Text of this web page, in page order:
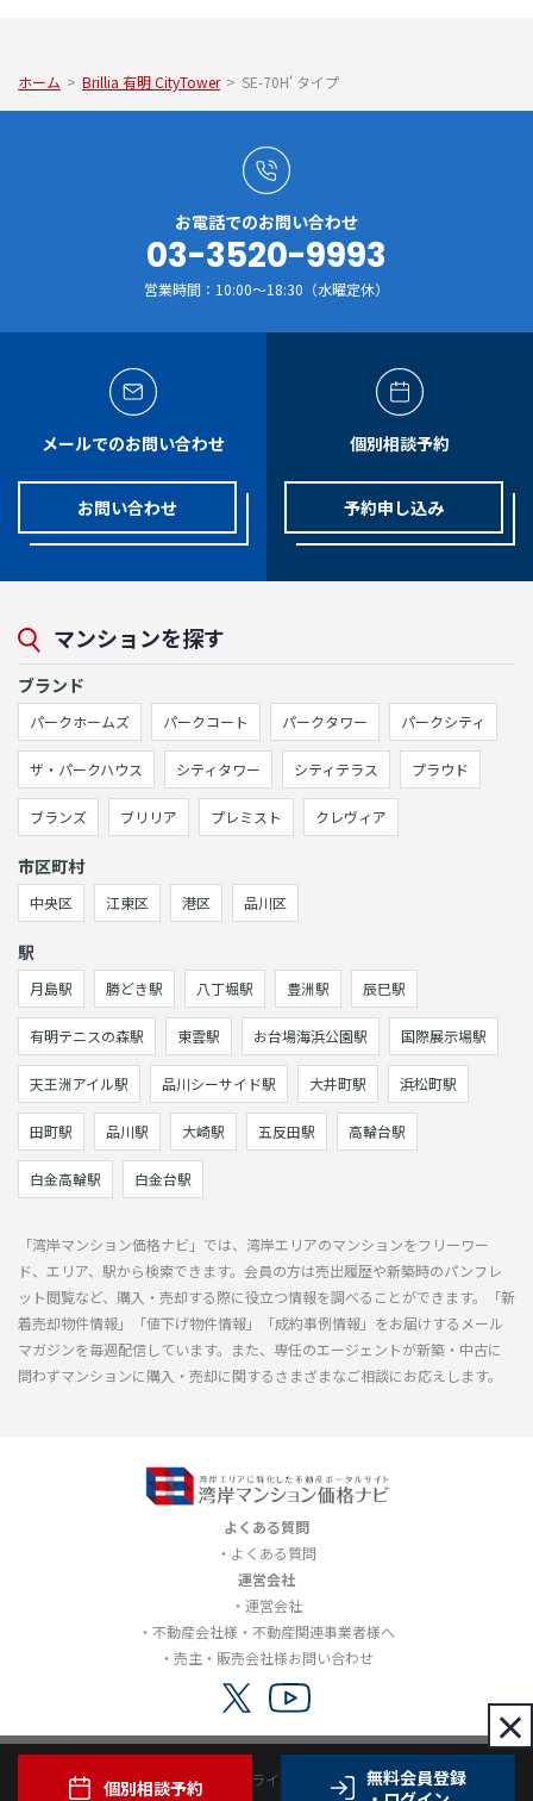
個別相談予約
無料会員登録
×
ホーム > Brillia 有明 CityTower > SE-70H' タイプ
お電話でのお問い合わせ
03-3520-9993
営業時間：10:00～18:30（水曜定休）
メールでのお問い合わせ
お問い合わせ
個別相談予約
予約申し込み
マンションを探す
ブランド
パークホームズ パークコート パークタワー パークシティ
ザ・パークハウス シティタワー シティテラス プラウド
ブランズ ブリリア プレミスト クレヴィア
市区町村
中央区 江東区 港区 品川区
駅
月島駅 勝どき駅 八丁堀駅 豊洲駅 辰巳駅
有明テニスの森駅 東雲駅 お台場海浜公園駅 国際展示場駅
天王洲アイル駅 品川シーサイド駅 大井町駅 浜松町駅
田町駅 品川駅 大崎駅 五反田駅 高輪台駅
白金高輪駅 白金台駅
「湾岸マンション価格ナビ」では、湾岸エリアのマンションをフリーワー
ド、エリア、駅から検索できます。会員の方は売出履歴や新築時のパンフレ
ット閲覧など、購入・売却する際に役立つ情報を調べることができます。「新
着売却物件情報」「値下げ物件情報」「成約事例情報」をお届けするメール
マガジンを毎週配信しています。また、専任のエージェントが新築・中古に
問わずマンションに購入・売却に関するさまざまなご相談にお応えします。
よくある質問
よくある質問
運営会社
運営会社
不動産会社様・不動産関連事業者様へ
売主・販売会社様お問い合わせ
利用規約 プライバシーポリシー